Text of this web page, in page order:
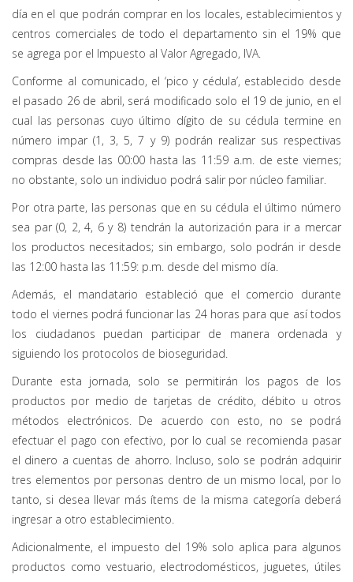
día en el que podrán comprar en los locales, establecimientos y
centros comerciales de todo el departamento sin el 19% que
se agrega por el Impuesto al Valor Agregado, IVA.
Conforme al comunicado, el ‘pico y cédula’, establecido desde
el pasado 26 de abril, será modificado solo el 19 de junio, en el
cual las personas cuyo último dígito de su cédula termine en
número impar (1, 3, 5, 7 y 9) podrán realizar sus respectivas
compras desde las 00:00 hasta las 11:59 a.m. de este viernes;
no obstante, solo un individuo podrá salir por núcleo familiar.
Por otra parte, las personas que en su cédula el último número
sea par (0, 2, 4, 6 y 8) tendrán la autorización para ir a mercar
los productos necesitados; sin embargo, solo podrán ir desde
las 12:00 hasta las 11:59: p.m. desde del mismo día.
Además, el mandatario estableció que el comercio durante
todo el viernes podrá funcionar las 24 horas para que así todos
los ciudadanos puedan participar de manera ordenada y
siguiendo los protocolos de bioseguridad.
Durante esta jornada, solo se permitirán los pagos de los
productos por medio de tarjetas de crédito, débito u otros
métodos electrónicos. De acuerdo con esto, no se podrá
efectuar el pago con efectivo, por lo cual se recomienda pasar
el dinero a cuentas de ahorro. Incluso, solo se podrán adquirir
tres elementos por personas dentro de un mismo local, por lo
tanto, si desea llevar más ítems de la misma categoría deberá
ingresar a otro establecimiento.
Adicionalmente, el impuesto del 19% solo aplica para algunos
productos como vestuario, electrodomésticos, juguetes, útiles